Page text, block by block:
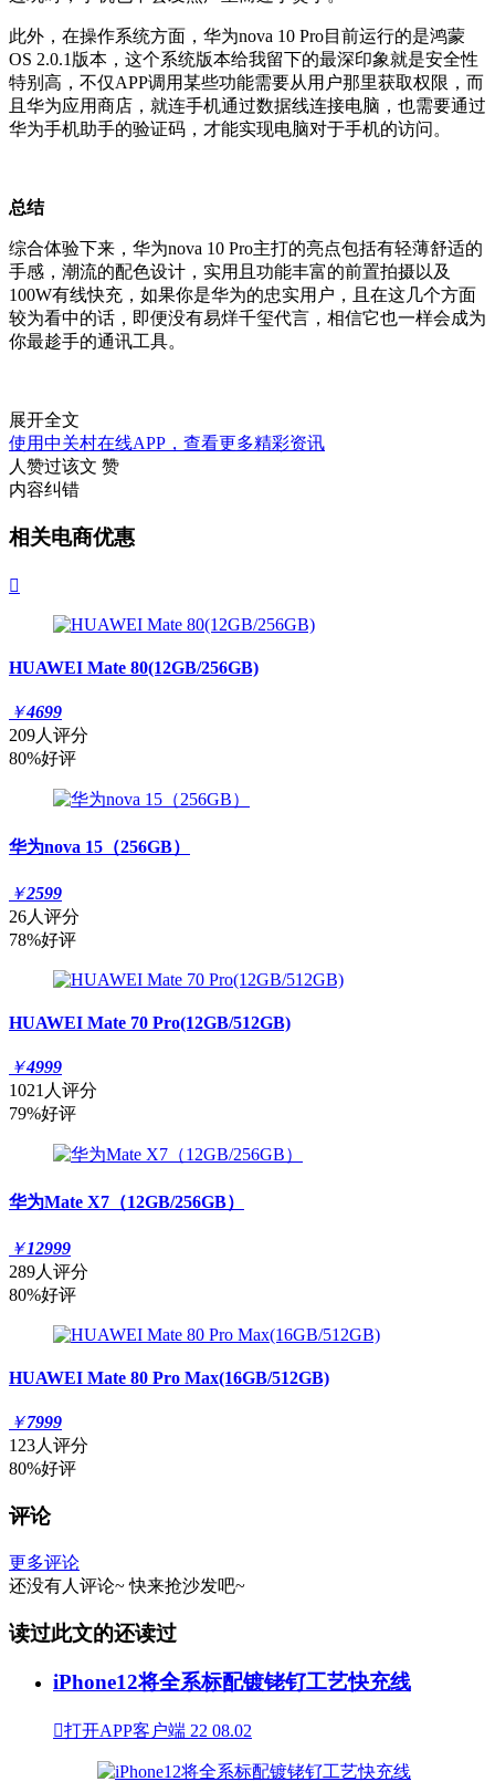
此外，在操作系统方面，华为nova 10 Pro目前运行的是鸿蒙
OS 2.0.1版本，这个系统版本给我留下的最深印象就是安全性
特别高，不仅APP调用某些功能需要从用户那里获取权限，而
且华为应用商店，就连手机通过数据线连接电脑，也需要通过
华为手机助手的验证码，才能实现电脑对于手机的访问。
总结
综合体验下来，华为nova 10 Pro主打的亮点包括有轻薄舒适的
手感，潮流的配色设计，实用且功能丰富的前置拍摄以及
100W有线快充，如果你是华为的忠实用户，且在这几个方面
较为看中的话，即便没有易烊千玺代言，相信它也一样会成为
你最趁手的通讯工具。
展开全文
使用中关村在线APP，查看更多精彩资讯
人赞过该文 赞
内容纠错
相关电商优惠

HUAWEI Mate 80(12GB/256GB)
￥4699
209人评分
80%好评
华为nova 15（256GB）
￥2599
26人评分
78%好评
HUAWEI Mate 70 Pro(12GB/512GB)
￥4999
1021人评分
79%好评
华为Mate X7（12GB/256GB）
￥12999
289人评分
80%好评
HUAWEI Mate 80 Pro Max(16GB/512GB)
￥7999
123人评分
80%好评
评论
更多评论
还没有人评论~ 快来抢沙发吧~
读过此文的还读过
iPhone12将全系标配镀铑钌工艺快充线
打开APP客户端 22 08.02